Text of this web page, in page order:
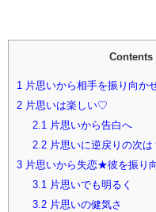
Contents
1 片思いから相手を振り向か
2 片思いは楽しい♡
2.1片思いから告白へ
2.2片思いに逆戻りの次は
3 片思いから失恋★彼を振り
3.1片思いでも明るく
3.2片思いの健気さ